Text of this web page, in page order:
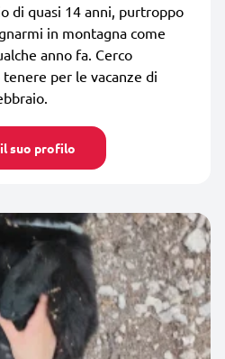
di quasi 14 anni, purtroppo
in montagna come
anno fa. Cerco
per le vacanze di
suo profilo